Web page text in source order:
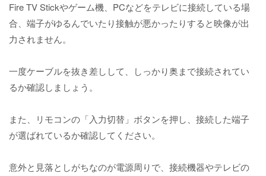
Fire TV Stickやゲーム機、PCなどをテレビに接続している場
合、端子がゆるんでいたり接触が悪かったりすると映像が出
力されません。
一度ケーブルを抜き差しして、しっかり奥まで接続されてい
るか確認しましょう。
また、リモコンの「入力切替」ボタンを押し、接続した端子
が選ばれているか確認してください。
意外と見落としがちなのが電源周りで、接続機器やテレビの